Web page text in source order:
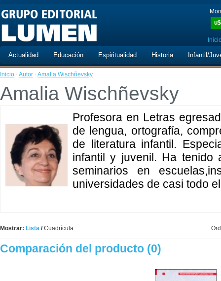
u$
Actualidad Educación Espiritualidad Historia Infantil/
Inicio · Autor · Amalia Wischñevsky
Amalia Wischñevsky
Profesora en Letras
de lengua, ortografía,
de literatura infantil.
infantil y juvenil. Ha
seminarios en
universidades de casi todo
Mostrar: Lista /Cuadrícula
Comparación del producto (0)